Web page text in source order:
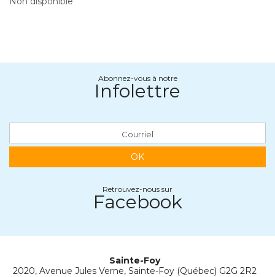
Abonnez-vous à notre
Infolettre
OK
Retrouvez-nous sur
Facebook
Sainte-Foy
2020, Avenue Jules Verne, Sainte-Foy (Québec) G2G 2R2